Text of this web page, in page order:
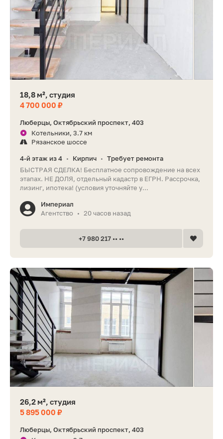
18,8 м², студия
4 700 000 ₽
Люберцы, Октябрьский проспект, 403
Котельники, 3.7 км
Рязанское шоссе
4-й этаж из 4 • Кирпич • Требует ремонта
БЫСТРАЯ СДЕЛКА! Бесплатное сопровождение на всех
этапах. НЕ ДОЛЯ, отдельный кадастр в ЕГРН. Рассрочка,
лизинг, ипотека! (условия уточняйте у...
Империал
Агентство
• 20 часов назад
+7 980 217 •• ••
26,2 м², студия
5 895 000 ₽
Люберцы, Октябрьский проспект, 403